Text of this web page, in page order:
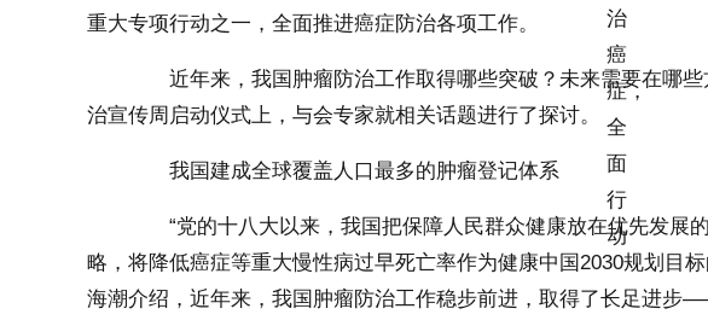
重大专项行动之一，全面推进癌症防治各项工作。
近年来，我国肿瘤防治工作取得哪些突破？未来需要在哪些
治宣传周启动仪式上，与会专家就相关话题进行了探讨。
我国建成全球覆盖人口最多的肿瘤登记体系
“党的十八大以来，我国把保障人民群众健康放在优先发展
略，将降低癌症等重大慢性病过早死亡率作为健康中国2030规划目
海潮介绍，近年来，我国肿瘤防治工作稳步前进，取得了长足进步